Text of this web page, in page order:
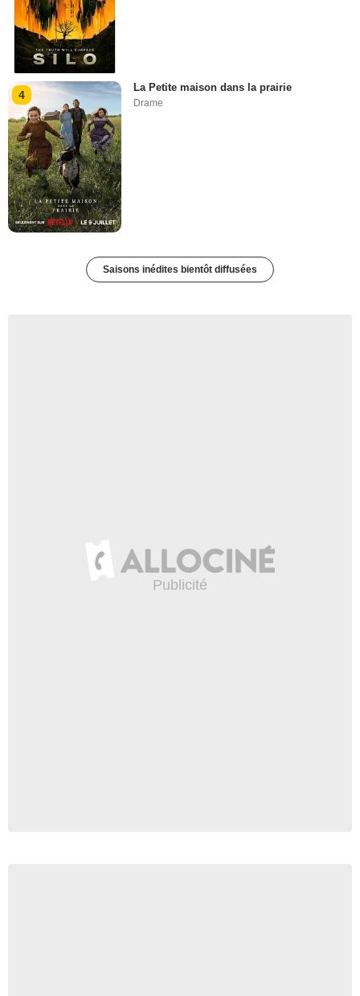
4
La Petite maison dans la prairie
Drame
Saisons inédites bientôt diffusées